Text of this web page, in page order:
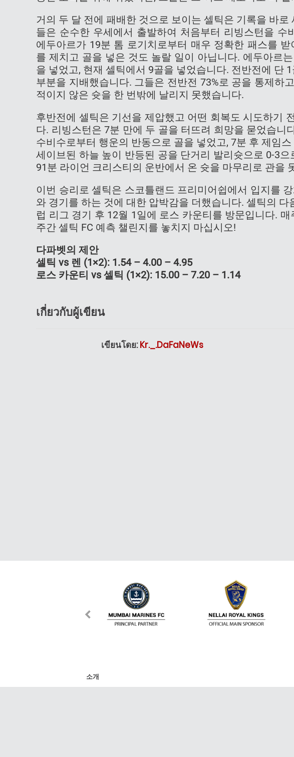
거의 두 달 전에 패배한 것으로 보이는 셀틱은 기록을 바
들은 순수한 우세에서 출발하여 처음부터 리빙스턴을 수
에두아르가 19분 톰 로기치로부터 매우 정확한 패스를
를 제치고 골을 넣은 것도 놀랄 일이 아닙니다. 에두아르
을 넣었고, 현재 셀틱에서 9골을 넣었습니다. 전반전에 단
부분을 지배했습니다. 그들은 전반전 73%로 공을 통제하
적이지 않은 슛을 한 번밖에 날리지 못했습니다.
후반전에 셀틱은 기선을 제압했고 어떤 회복도 시도하기
다. 리빙스턴은 7분 만에 두 골을 터뜨려 희망을 묻었습니
수비수로부터 행운의 반동으로 골을 넣었고, 7분 후 제임
세이브된 하늘 높이 반등된 공을 단거리 발리슛으로 0-3
91분 라이언 크리스티의 운반에서 온 슛을 마무리로 관을
이번 승리로 셀틱은 스코틀랜드 프리미어쉽에서 입지를
와 경기를 하는 것에 대한 압박감을 더했습니다. 셀틱의
럽 리그 경기 후 12월 1일에 로스 카운티를 방문입니다.
주간 셀틱 FC 예측 챌린지를 놓치지 마십시오!
다파벳의 제안
셀틱 vs 렌 (1×2): 1.54 – 4.00 – 4.95
로스 카운티 vs 셀틱 (1×2): 15.00 – 7.20 – 1.14
เกี่ยวกับผู้เขียน
เขียนโดย:Kr._.DaFaNeWs
소개